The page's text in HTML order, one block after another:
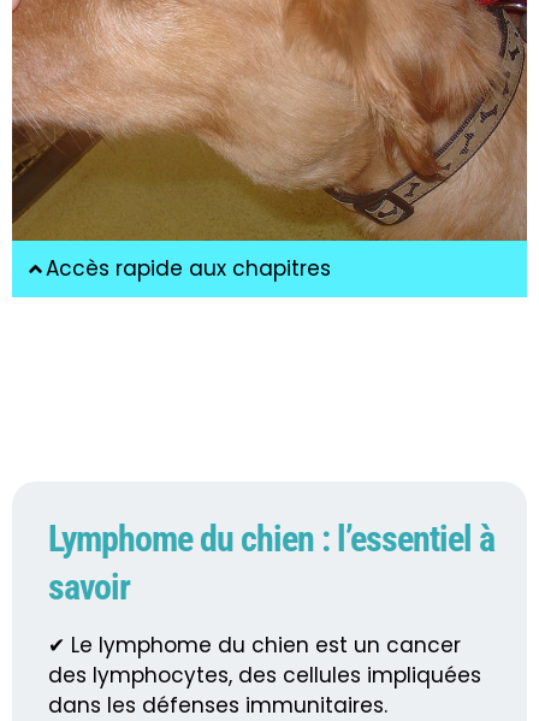
Accès rapide aux chapitres
Lymphome du chien : l’essentiel à
savoir
✔ Le lymphome du chien est un cancer
des lymphocytes, des cellules impliquées
dans les défenses immunitaires.